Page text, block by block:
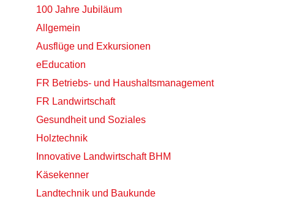
100 Jahre Jubiläum
Allgemein
Ausflüge und Exkursionen
eEducation
FR Betriebs- und Haushaltsmanagement
FR Landwirtschaft
Gesundheit und Soziales
Holztechnik
Innovative Landwirtschaft BHM
Käsekenner
Landtechnik und Baukunde